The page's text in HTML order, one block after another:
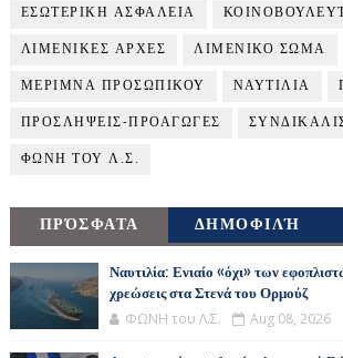
ΕΣΩΤΕΡΙΚΗ ΑΣΦΑΛΕΙΑ
ΛΙΜΕΝΙΚΕΣ ΑΡΧΕΣ ΛΙΜΕΝΙΚΟ ΣΩΜΑ
ΜΕΡΙΜΝΑ ΠΡΟΣΩΠΙΚΟΥ ΝΑΥΤΙΛΙΑ
ΠΡΟΣΛΗΨΕΙΣ-ΠΡΟΑΓΩΓΕΣ
ΦΩΝΗ ΤΟΥ Λ.Σ.
ΠΡΌΣΦΑΤΑ ΔΗΜΟΦΙΛΉ
Ναυτιλία: Ενιαίο «όχι» των
χρεώσεις στα Στενά του Ορμούζ
ΦΩΝΗ του Λ.Σ. Aug 08, 2026